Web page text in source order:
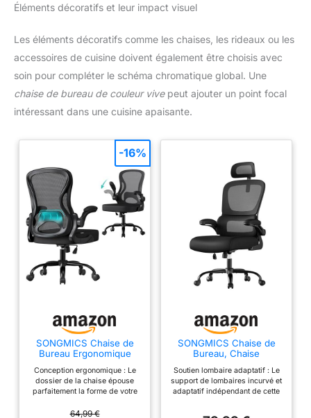
Éléments décoratifs et leur impact visuel
Les éléments décoratifs comme les chaises, les rideaux ou les
accessoires de cuisine doivent également être choisis avec
soin pour compléter le schéma chromatique global. Une
chaise de bureau de couleur vivepeut ajouter un point focal
intéressant dans une cuisine apaisante.
SONGMICS Chaise de
Bureau Ergonomique
Fauteuil de Bureau,
Soutien Lombaire,
Fonction Basculante,
Conception ergonomique : Le
dossier de la chaise épouse
parfaitement la forme de votre
lombaire bien rembourré
64,99 €
-16%
SONGMICS Chaise de
Bureau, Chaise
en Maille Respirant à
Double Couche, Soutien
Lombaire Adaptatif,
Soutien lombaire adaptatif : Le
support de lombaires incurvé et
adaptatif indépendant de cette